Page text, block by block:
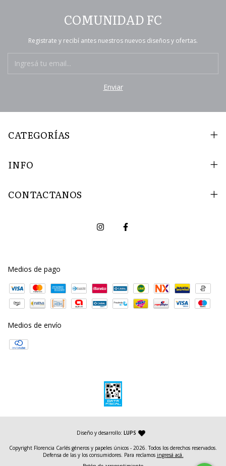
COMUNIDAD FC
Registrate y recibí antes nuestros nuevos diseños y ofertas.
CATEGORÍAS
INFO
CONTACTANOS
Medios de pago
Medios de envío
Diseño y desarrollo: LUPS — agencia de diseño y desarrollo web
Copyright Florencia Carlés géneros y papeles únicos - 2026. Todos los derechos reservados.
Defensa de las y los consumidores. Para reclamos ingresá acá.